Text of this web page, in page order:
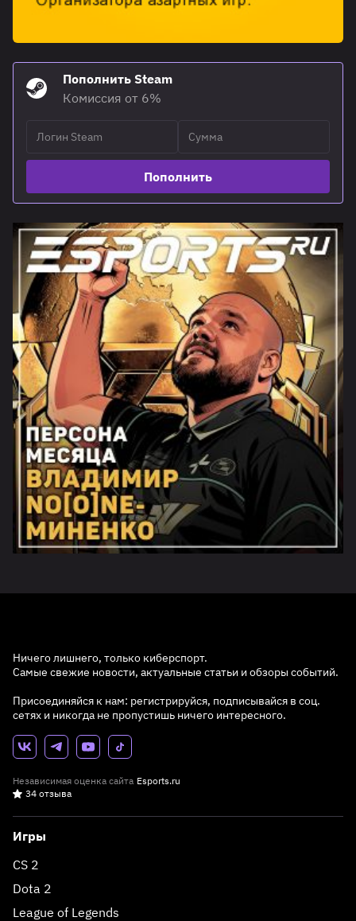
Пополнить Steam
Комиссия от 6%
Пополнить
Ничего лишнего, только киберспорт.
Самые свежие новости, актуальные статьи и обзоры событий.
Присоединяйся к нам: регистрируйся, подписывайся в соц.
сетях и никогда не пропустишь ничего интересного.
Независимая оценка сайта Esports.ru
34 отзыва
Игры
CS 2
Dota 2
League of Legends